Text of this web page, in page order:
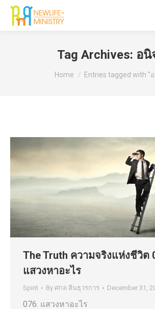
Tag Archives: อนิ
You are here:
Home Entries tagged with "
The Truth ความจริงแห่งชีวิต
แสวงหาอะไร
Spirit By ศกล สินธุวรการ December 31,
076. แสวงหาอะไร